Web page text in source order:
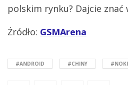
polskim rynku? Dajcie znać
Źródło: GSMArena
#ANDROID #CHINY